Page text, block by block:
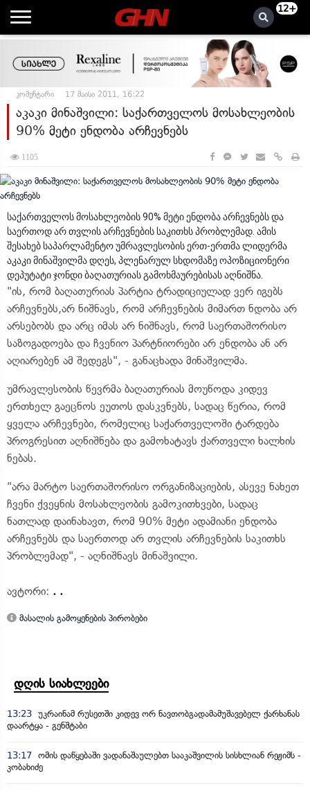
12+
კომენტარი 17 მაისი 2011, 16:22
აკაკი მინაშვილი: საქართველოს მოსახლეობის
90% მეტი ენდობა არჩევნებს
1105
საქართველოს მოსახლეობის 90% მეტი ენდობა არჩევნებს და
საერთოდ არ თვლის არჩევნების საკითხს პრობლემად. ამის
შესახებ საპარლამენტო უმრავლესობის ერთ-ერთმა ლიდერმა
აკაკი მინაშვილმა დღეს, პლენარულ სხდომაზე ოპოზიციონერი
დეპუტატი ჯონდი ბაღათურიას გამოხმაურებისას აღნიშნა.
"ის, რომ ბაღათურიას პარტია ტრადიციულად ვერ იგებს
არჩევნებს,არ ნიშნავს, რომ არჩევნების მიმართ ნდობა არ
არსებობს და არც იმას არ ნიშნავს, რომ საერთაშორისო
საზოგადოება და ჩვენიო პარტნიორები არ ენდობა ან არ
აღიარებენ ამ შედეგს", - განაცხადა მინაშვილმა.
უმრავლესობის წევრმა ბაღათურიას მოუწოდა კიდევ
ერთხელ გაეცნოს ეუთოს დასკვნებს, სადაც წერია, რომ
ყველა არჩევნები, რომელიც საქართველოში ტარდება
პროგრესით აღნიშნება და გამოხატავს ქართველი ხალხის
ნებას.
"არა მარტო საერთაშორისო ორგანიზაციების, ასევე ნახეთ
ჩვენი ქვეყნის მოსახლეობის გამოკითხვები, სადაც
ნათლად დაინახავთ, რომ 90% მეტი ადამიანი ენდობა
არჩევნებს და საერთოდ არ თვლის არჩევნების საკითხს
პრობლემად", - აღნიშნავს მინაშვილი.
ავტორი: . .
მასალის გამოყენების პირობები
დღის სიახლეები
13:23 უკრაინამ რუსეთში კიდევ ორ ნავთობგადამამუშავებელ ქარხანას
დაარტყა - გენშტაბი
13:17 ომის დაწყებაში ვადანაშაულებთ სააკაშვილის სისხლიან რეჟიმს -
კობახიძე